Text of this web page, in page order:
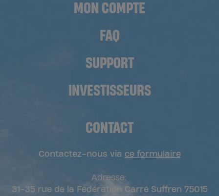
MON COMPTE
FAQ
SUPPORT
INVESTISSEURS
CONTACT
Contactez-nous via ce formulaire
Adresse:
31-35 rue de la Fédération Carré Suffren 75015